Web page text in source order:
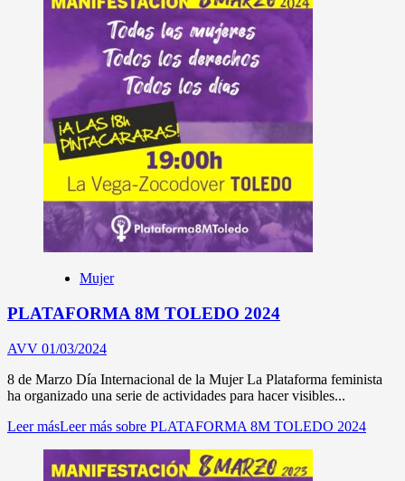
Mujer
PLATAFORMA 8M TOLEDO 2024
AVV 01/03/2024
8 de Marzo Día Internacional de la Mujer La Plataforma feminista
ha organizado una serie de actividades para hacer visibles...
Leer másLeer más sobre PLATAFORMA 8M TOLEDO 2024